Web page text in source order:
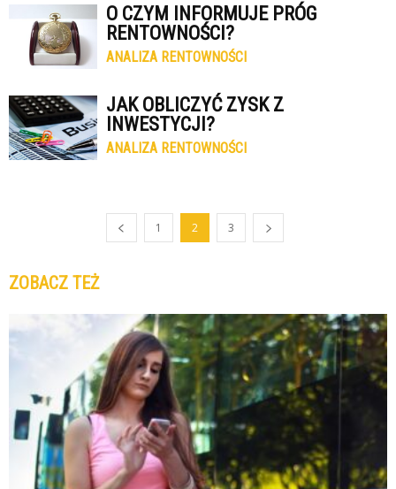
O CZYM INFORMUJE PRÓG
RENTOWNOŚCI?
ANALIZA RENTOWNOŚCI
JAK OBLICZYĆ ZYSK Z
INWESTYCJI?
ANALIZA RENTOWNOŚCI
1 2 3
ZOBACZ TEŻ